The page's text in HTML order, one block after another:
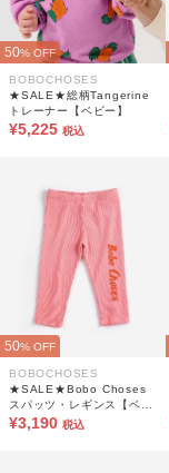
50% OFF
BOBOCHOSES
★SALE★総柄Tangerine
トレーナー【ベビー】
¥5,225 税込
50% OFF
BOBOCHOSES
★SALE★Bobo Choses
スパッツ・レギンス【ベビ
ー】
¥3,190 税込